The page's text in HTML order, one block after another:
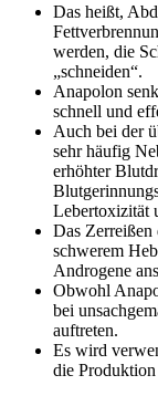
Das heißt,
werden, die
„schneiden“.
Anapolon
schnell und
Auch bei der
sehr häufig
erhöhter
Lebertoxizität
Das Zerreißen
schwerem
Androgene
Obwohl
bei
auftreten.
Es wird
die